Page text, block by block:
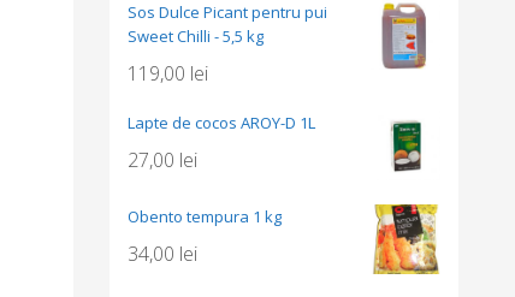
Sos Dulce Picant pentru pui
Sweet Chilli - 5,5 kg
119,00 lei
Lapte de cocos AROY-D 1L
27,00 lei
Obento tempura 1 kg
34,00 lei